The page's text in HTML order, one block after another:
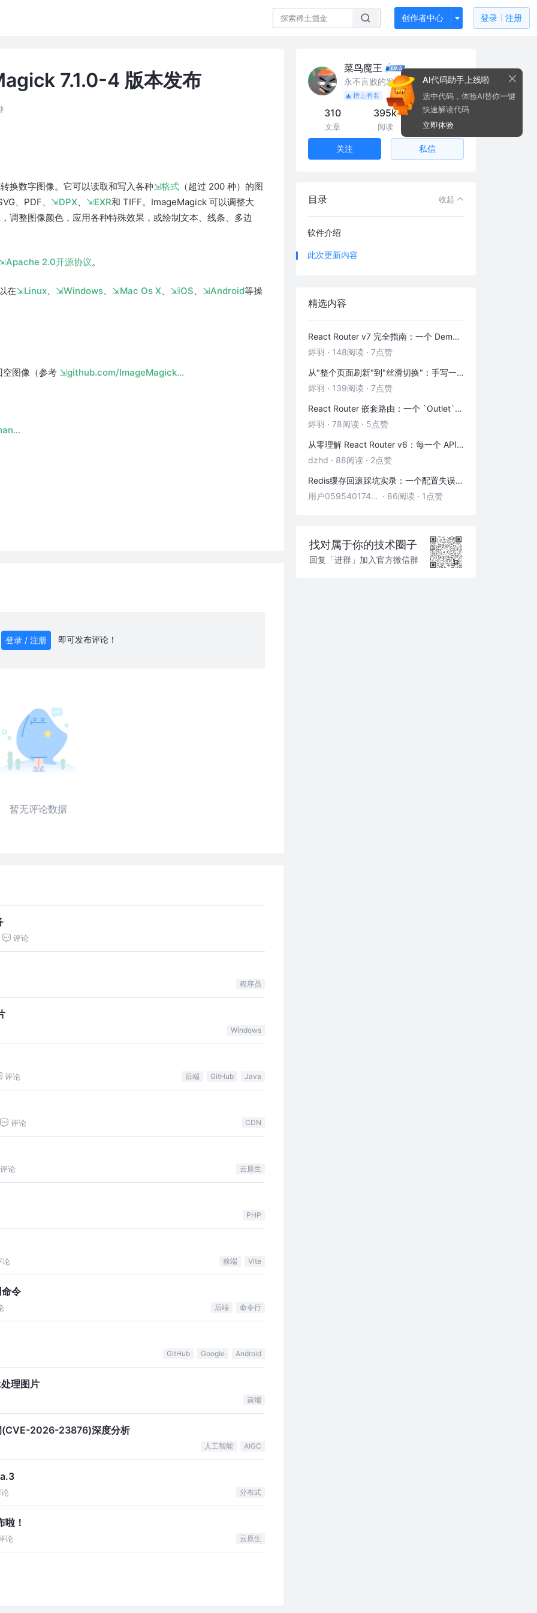
创作者中心 登录 注册
7.1.0-4 版本发布
换数字图像。它可以读取和写入各种 格式 （超过 200 种）的图
、PDF、
DPX EXR和 TIFF。ImageMagick 可以调整大
调整图像颜色，应用各种特殊效果，或绘制文本、线条、多边
Apache 2.0开源协议。
在 Linux Windows Mac Os X iOS Android等操
空图像（参考 github.com/ImageMagick…
登录 / 注册 即可发布评论！
暂无评论数据
菜鸟魔王
永不言败的发明家
榜上有名
310
文章
395k
阅读
302
粉丝
关注 私信
目录 收起
软件介绍
此次更新内容
精选内容
React Router v7 完全指南：一个 Demo 吃透前端路由
烬羽 · 148阅读 · 7点赞
从"整个页面刷新"到"丝滑切换"：手写一个 HashRouter 彻底搞懂前端路由
烬羽 · 139阅读 · 7点赞
React Router 嵌套路由：一个 `Outlet` 引发的布局思考
烬羽 · 78阅读 · 5点赞
从零理解 React Router v6：每一个 API 都是怎么工作的
dzhd · 88阅读 · 2点赞
Redis缓存回滚踩坑实录：一个配置失误，让我在凌晨3点丢了3000条数据
用户05954017446 · 86阅读 · 1点赞
找对属于你的技术圈子
回复「进群」加入官方微信群
评论
程序员
Windows
评论 后端 GitHub Java
评论 CDN
评论 云原生
PHP
论 前端 Vite
令
后端 命令行
GitHub Google Android
理图片
前端
(CVE-2026-23876)深度分析
人工智能 AIGC
分布式
！
论 云原生
AI代码助手上线啦
选中代码，体验AI替你一键
快速解读代码
立即体验